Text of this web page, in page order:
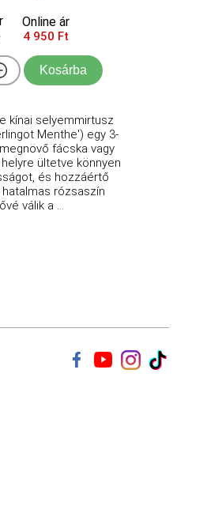
Online ár
4 950 Ft
Kosárba
kínai selyemmirtusz
Menthe') egy 3-
fácska vagy
ültetve könnyen
és hozzáértő
rózsaszín
válik a ...